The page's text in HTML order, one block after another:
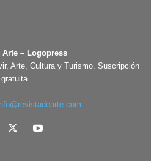
Arte – Logopress
Arte, Cultura y Turismo. Suscripción
gratuita